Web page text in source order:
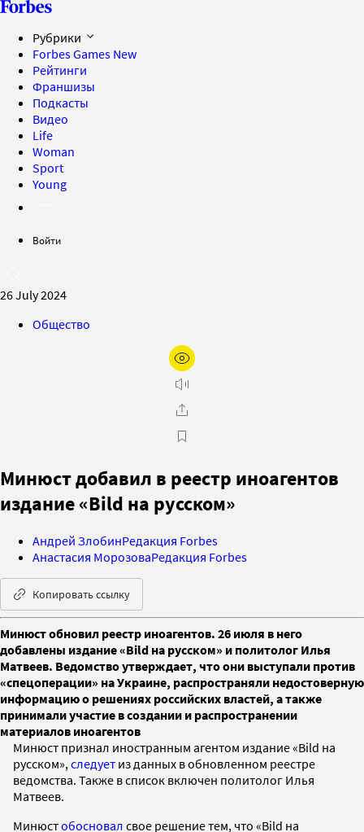
Рубрики
Forbes Games New
Рейтинги
Франшизы
Подкасты
Видео
Life
Woman
Sport
Young
Войти
26 July 2024
Общество
Минюст добавил в реестр иноагентов
издание «Bild на русском»
Андрей ЗлобинРедакция Forbes
Анастасия МорозоваРедакция Forbes
Копировать ссылку
Минюст обновил реестр иноагентов. 26 июля в него
добавлены издание «Bild на русском» и политолог Илья
Матвеев. Ведомство утверждает, что они выступали против
«спецоперации» на Украине, распространяли недостоверную
информацию о решениях российских властей, а также
принимали участие в создании и распространении
материалов иноагентов
Минюст признал иностранным агентом издание «Bild на
русском», следует из данных в обновленном реестре
ведомства. Также в список включен политолог Илья
Матвеев.
Минюстобосновал свое решение тем, что «Bild на